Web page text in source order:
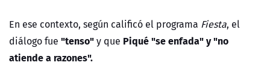
En ese contexto, según calificó el programa Fiesta, el
diálogo fue "tenso"y que Piqué "se enfada" y "no
atiende a razones".